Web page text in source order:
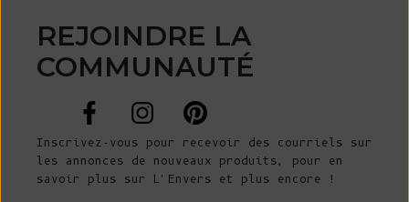
REJOINDRE LA
COMMUNAUTÉ
Inscrivez-vous pour recevoir des courriels sur
les annonces de nouveaux produits, pour en
savoir plus sur L'Envers et plus encore !